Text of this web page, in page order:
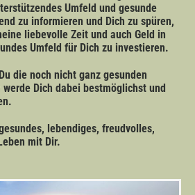
Umfeld und gesunde
zu informieren und Dich zu spüren,
liebevolle Zeit und auch Geld in
Umfeld für Dich zu investieren.
die noch nicht ganz gesunden
Dich dabei bestmöglichst und
lebendiges, freudvolles,
mit Dir.